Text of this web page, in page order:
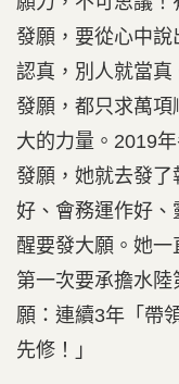
發願，要從心中
認真，別人就當
發願，都只求萬
大的力量。2019
發願，她就去發
好、會務運作好
醒要發大願。她
第一次要承擔水
願：連續3年「帶
先修！」